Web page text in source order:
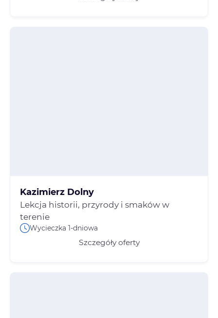
Lekcja historii, przyrody i smaków w
terenie
Wycieczka 1-dniowa
Szczegóły oferty